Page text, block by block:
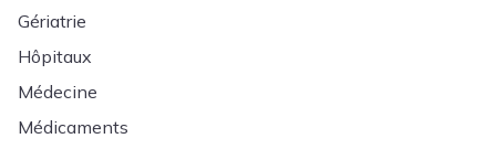
Gériatrie
Hôpitaux
Médecine
Médicaments